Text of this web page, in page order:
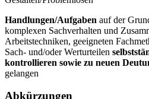
Handlungen/Aufgaben auf der
komplexen Sachverhalten und
Arbeitstechniken, geeigneten
Sach- und/oder Werturteilen
kontrollieren sowie zu neuen
gelangen
Abkürzungen